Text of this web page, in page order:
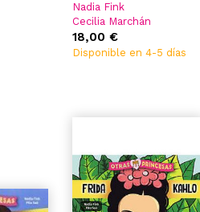
Nadia Fink
Cecilia Marchán
18,00 €
Disponible en 4-5 días